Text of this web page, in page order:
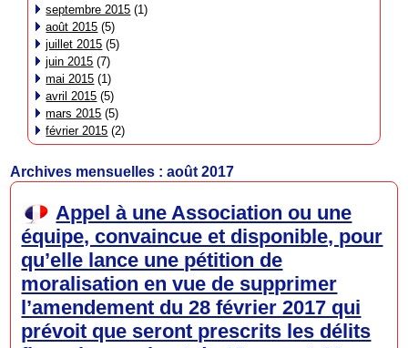
septembre 2015 (1)
août 2015 (5)
juillet 2015 (5)
juin 2015 (7)
mai 2015 (1)
avril 2015 (5)
mars 2015 (5)
février 2015 (2)
Archives mensuelles :août 2017
Appel à une Association ou une
équipe, convaincue et disponible, pour
qu’elle lance une pétition de
moralisation en vue de supprimer
l’amendement du 28 février 2017 qui
prévoit que seront prescrits les délits